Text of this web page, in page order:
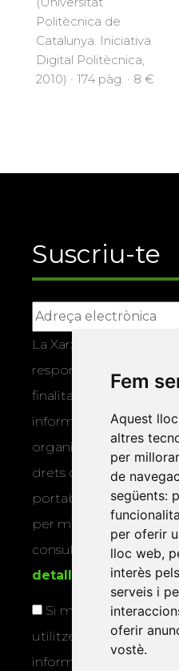
Fem
Aquest
altres
per
de
següents:
per oferir
lloc web,
interès
serveis i
oferir
vostè.
Politècnica de
Catalunya. Iniciativa
Digital Politècnica,
2010) · 174 pàg. · 8 €
Suscriu-te
La Xarxa Vives
responsable, tractarà
finalitat de gestionar la
informar-vos dels
organitza la Xarxa
drets d’accés,
portabilitat, limitació o
per mitjans físics o
consultar la
detallada sobre
Si marqueu aquesta
utilitzem les vostres
informació sobre els